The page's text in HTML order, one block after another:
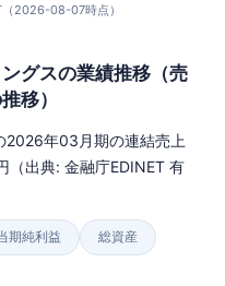
2026-08-07時点）
グスの業績推移（売
移）
2026年03月期の連結売上
出典: 金融庁EDINET 有
期純利益 総資産